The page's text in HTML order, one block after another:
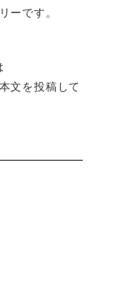
ーです。
文を投稿して